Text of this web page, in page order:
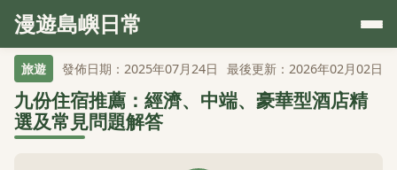
漫遊島嶼日常
旅遊 發佈日期：2025年07月24日 最後更新：2026年02月02日
九份住宿推薦：經濟、中端、豪華型酒店精
選及常見問題解答